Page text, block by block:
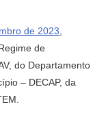
de 2023
de
do Departamento
– DECAP, da